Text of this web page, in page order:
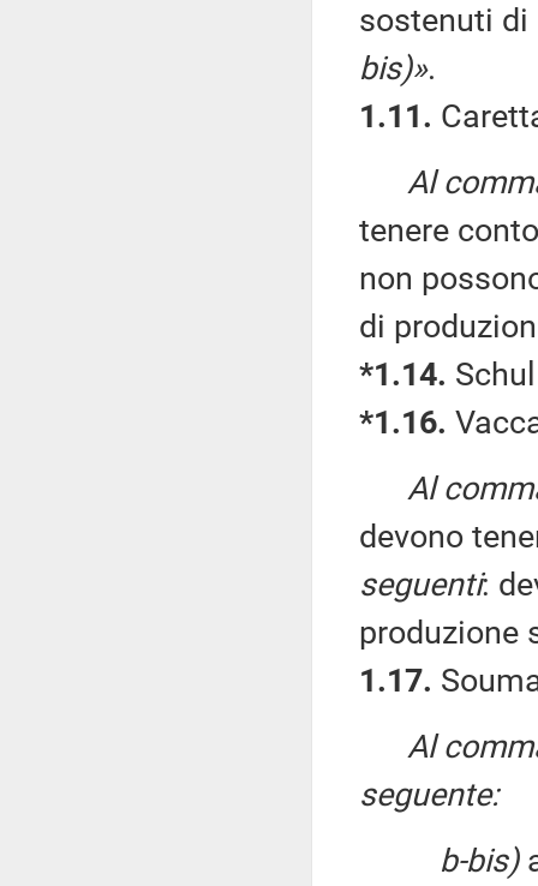
sostenuti
bis)».
1.11.
Al
tenere
non
di
*1.14.
*1.16.
Al
devono
seguenti:
produzione
1.17.
Al
seguente:
b-bis)